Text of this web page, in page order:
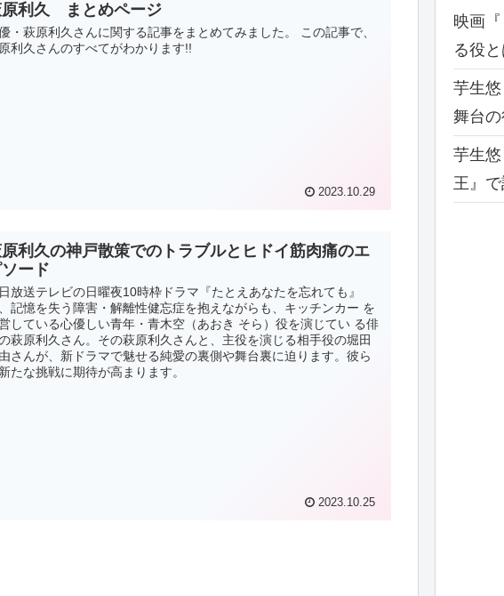
原利久 まとめページ
・萩原利久さんに関する記事をまとめてみました。 この記事で、
利久さんのすべてがわかります!!
2023.10.29
利久の神戸散策でのトラブルとヒドイ筋肉痛のエ
ソード
放送テレビの日曜夜10時枠ドラマ『たとえあなたを忘れても』
記憶を失う障害・解離性健忘症を抱えながらも、キッチンカー を
している心優しい青年・青木空（あおき そら）役を演じてい る俳
萩原利久さん。その萩原利久さんと、主役を演じる相手役の堀田
さんが、新ドラマで魅せる純愛の裏側や舞台裏に迫ります。彼ら
たな挑戦に期待が高まります。
2023.10.25
映画
る役
芋生悠
舞台
芋生
王』